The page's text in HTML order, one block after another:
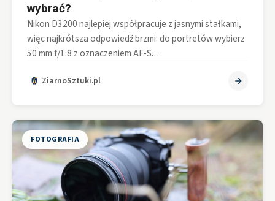
wybrać?
Nikon D3200 najlepiej współpracuje z jasnymi stałkami,
więc najkrótsza odpowiedź brzmi: do portretów wybierz
50 mm f/1.8 z oznaczeniem AF-S.…
ZiarnoSztuki.pl
FOTOGRAFIA